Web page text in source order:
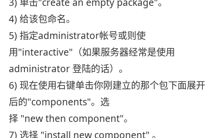
4) 给该包命名。
5) 指定administrator帐号或则使
用"interactive"（如果服务器经常是使用
administrator 登陆的话）。
6) 现在使用右键单击你刚建立的那个包下面展开
后的"components"。选
择 "new then component"。
7) 选择 "install new component" 。